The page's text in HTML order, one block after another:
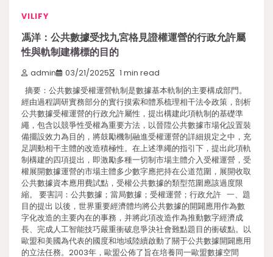
VILIFY
馮洋：公共數據受找九宮格見證權運營的行政允許屬
性與軌制建構標的目的
admin 03/21/2025 1 min read
摘要：公共數據受權運營軌制是數據基本軌制的主要構成部門。
經由過程調研實務部分的實行摸索和體系梳理相干法令政策，剖析
公共數據受權運營的行政允許屬性，提出構建此項軌制的基礎準
繩，包含以競爭性受權為重要方法，以晉陞公共數據市場化設置裝
備擺設效力為目的，將鼓勵機制融進受權運營的詳細規定之中，充
足調動相干主體的改造積極性。在上述準繩的指引下，提出此項軌
制構建的四項提出，即激勵多種一切制市場主體介入受權運營，受
權展開數據運營的市場主體多少數字應把持在公道范圍，展開收取
公共數據資本應用費試點，受權公共數據的類型范圍應該過度限
縮。 要害詞：公共數據；當局數據；受權運營；行政允許 一、題
目的提出 以後，世界重要經濟體均將公共數據的開闢應用作為數
字化改造的主要內在的事務，并將此項改造作為推動數字經濟成
長、完成人工智能技巧嚴重衝破息爭決社會難點題目的衝破點。以
歐盟和美國為代表的國度和地域陸續啟動了關于公共數據開闢應用
的立法任務。2003年，歐盟公佈了旨在培養同一歐盟數據空間